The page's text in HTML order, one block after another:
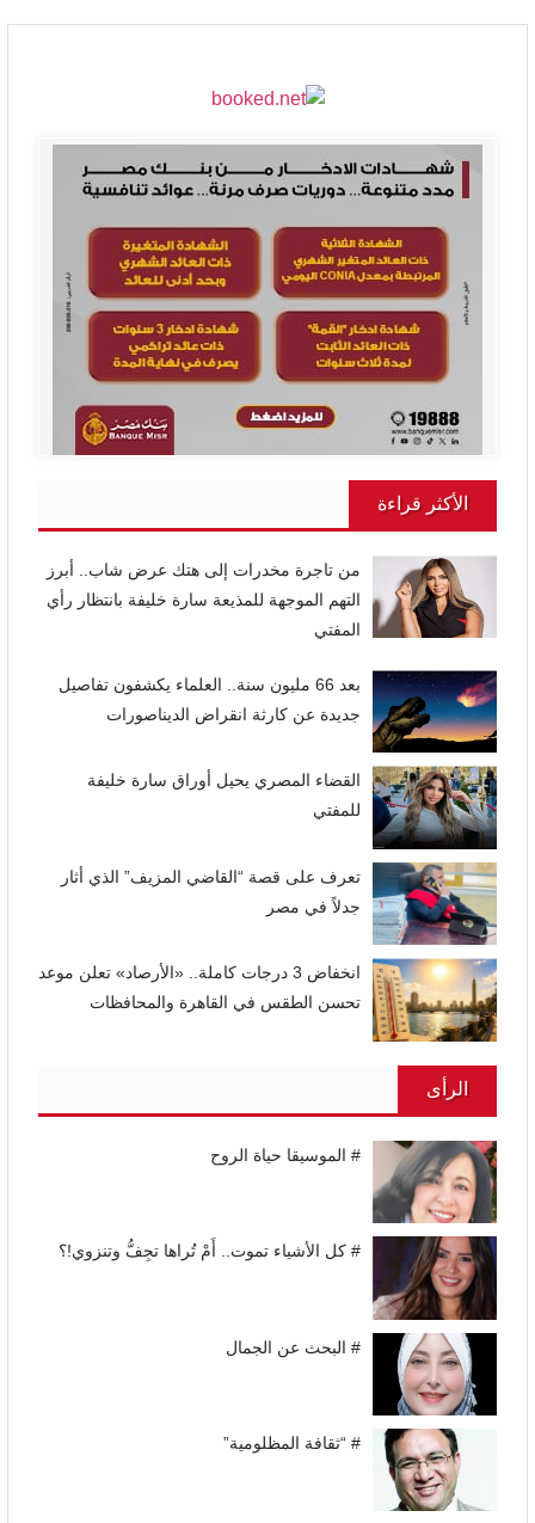
الأكثر قراءة
من تاجرة مخدرات إلى هتك عرض شاب.. أبرز
التهم الموجهة للمذيعة سارة خليفة بانتظار رأي
المفتي
بعد 66 مليون سنة.. العلماء يكشفون تفاصيل
جديدة عن كارثة انقراض الديناصورات
القضاء المصري يحيل أوراق سارة خليفة
للمفتي
تعرف على قصة “القاضي المزيف” الذي أثار
جدلاً في مصر
انخفاض 3 درجات كاملة.. «الأرصاد» تعلن موعد
تحسن الطقس في القاهرة والمحافظات
الرأى
# الموسيقا حياة الروح
# كل الأشياء تموت.. أَمْ تُراها تجِفُّ وتنزوي!؟
# البحث عن الجمال
# “ثقافة المظلومية”